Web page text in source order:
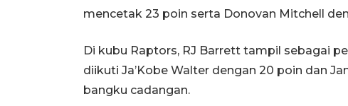
mencetak 23 poin serta Donovan Mitchell
Di kubu Raptors, RJ Barrett tampil sebagai
diikuti Ja’Kobe Walter dengan 20 poin dan
bangku cadangan.